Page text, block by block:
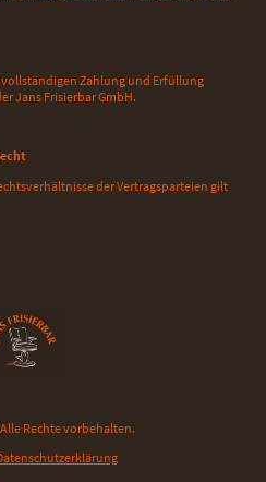
vollständigen Zahlung und Erfüllung
Jans Frisierbar GmbH.
der Vertragsparteien gilt
Rechte vorbehalten.